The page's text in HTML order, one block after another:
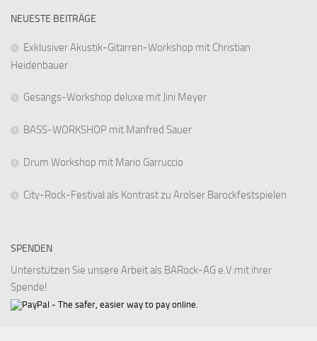
NEUESTE BEITRÄGE
Exklusiver Akustik-Gitarren-Workshop mit Christian
Heidenbauer
Gesangs-Workshop deluxe mit Jini Meyer
BASS-WORKSHOP mit Manfred Sauer
Drum Workshop mit Mario Garruccio
City-Rock-Festival als Kontrast zu Arolser Barockfestspielen
SPENDEN
Unterstützen Sie unsere Arbeit als BARock-AG e.V.mit ihrer
Spende!